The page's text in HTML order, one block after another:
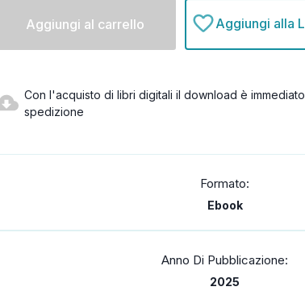
attuale:
Aggiungi alla
Con l'acquisto di libri digitali il download è
spedizione
Formato:
Ebook
Anno Di Pubblicazione:
2025